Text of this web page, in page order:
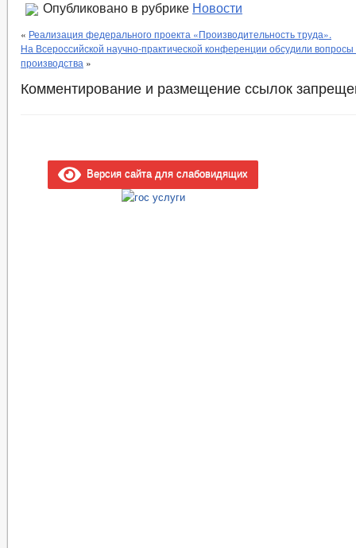
Опубликовано в рубрике Новости
« Реализация федерального проекта «Производительность труда».
На Всероссийской научно-практической конференции обсудили
производства »
Комментирование и размещение ссылок
Версия сайта для слабовидящих